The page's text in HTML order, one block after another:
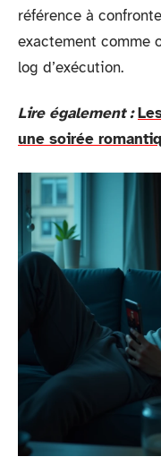
référence à
exactement comme
log d’exécution.
Lire également :
une soirée